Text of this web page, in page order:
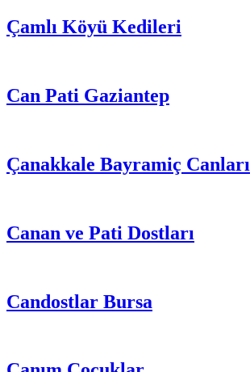
Çamlı Köyü Kedileri
Can Pati Gaziantep
Çanakkale Bayramiç Canları
Canan ve Pati Dostları
Candostlar Bursa